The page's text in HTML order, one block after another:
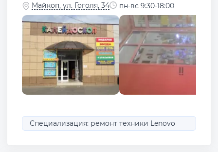
Майкоп, ул. Гоголя, 34 пн-вс 9:30-18:00
Специализация: ремонт техники Lenovo